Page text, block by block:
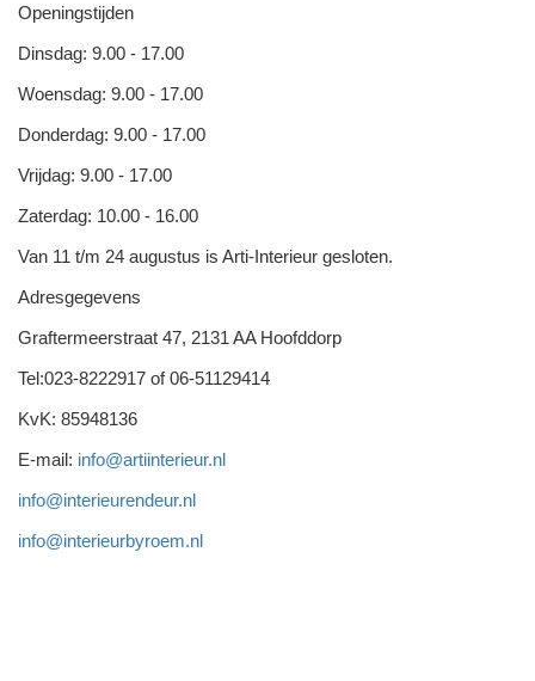
Openingstijden
Dinsdag: 9.00 - 17.00
Woensdag: 9.00 - 17.00
Donderdag: 9.00 - 17.00
Vrijdag: 9.00 - 17.00
Zaterdag: 10.00 - 16.00
Van 11 t/m 24 augustus is Arti-Interieur gesloten.
Adresgegevens
Graftermeerstraat 47, 2131 AA Hoofddorp
Tel:023-8222917 of 06-51129414
KvK: 85948136
E-mail: info@artiinterieur.nl
info@interieurendeur.nl
info@interieurbyroem.nl